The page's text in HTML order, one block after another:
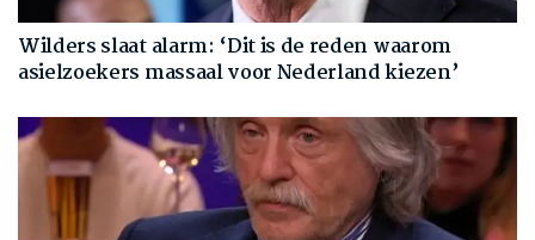
Wilders slaat alarm: ‘Dit is de reden waarom
asielzoekers massaal voor Nederland kiezen’